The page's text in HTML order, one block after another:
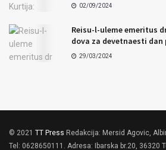
02/09/2024
Reisu-l-uleme emeritus
dova za devetnaesti dan
29/03/2024
© 2021 TT Press Redakcija: Mersid Agovic,
Tel: 0628650111. Adresa: Ibarska br.20, 36320